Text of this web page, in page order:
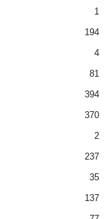
1
194
4
81
394
370
2
237
35
137